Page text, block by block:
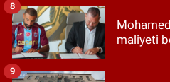
maliyeti
8
9